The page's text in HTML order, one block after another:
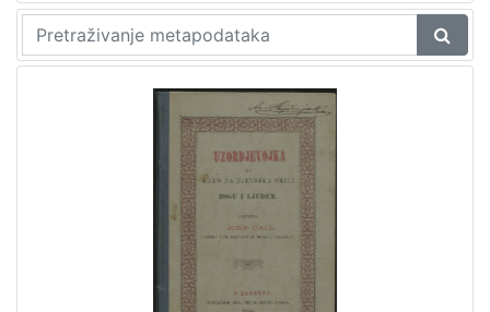
Nakladnička
cjelina
Zagreb na pragu modernog doba
Knjige za djecu i mladež